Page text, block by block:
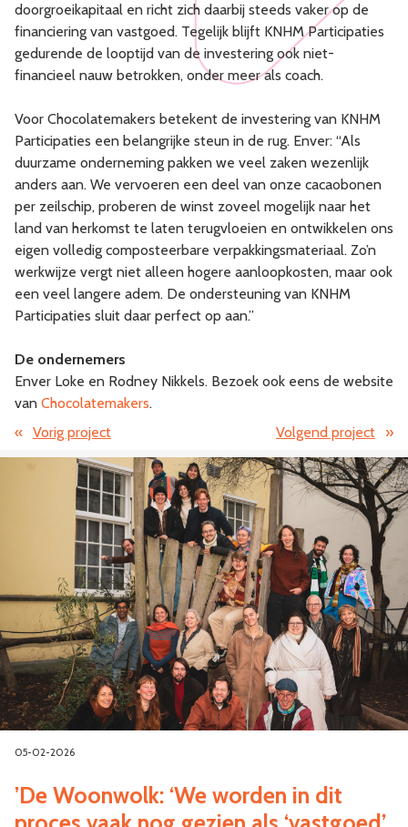
doorgroeikapitaal en richt zich daarbij steeds vaker op de
financiering van vastgoed. Tegelijk blijft KNHM Participaties
gedurende de looptijd van de investering ook niet-
financieel nauw betrokken, onder meer als coach.
Voor Chocolatemakers betekent de investering van KNHM
Participaties een belangrijke steun in de rug. Enver: “Als
duurzame onderneming pakken we veel zaken wezenlijk
anders aan. We vervoeren een deel van onze cacaobonen
per zeilschip, proberen de winst zoveel mogelijk naar het
land van herkomst te laten terugvloeien en ontwikkelen ons
eigen volledig composteerbare verpakkingsmateriaal. Zo’n
werkwijze vergt niet alleen hogere aanloopkosten, maar ook
een veel langere adem. De ondersteuning van KNHM
Participaties sluit daar perfect op aan.”
De ondernemers
Enver Loke en Rodney Nikkels. Bezoek ook eens de website
van Chocolatemakers.
« Vorig project Volgend project »
05-02-2026
’De Woonwolk: ‘We worden in dit